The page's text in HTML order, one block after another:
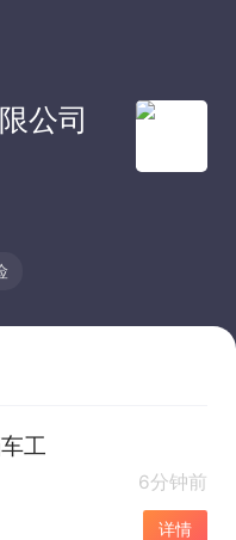
公司
工
6分钟前
详情